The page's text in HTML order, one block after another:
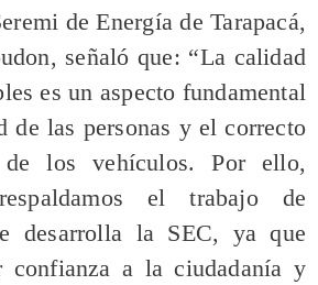
de Energía de Tarapacá,
señaló que: “La calidad
es un aspecto fundamental
de las personas y el correcto
de los vehículos. Por ello,
el trabajo de
desarrolla la SEC, ya que
confianza a la ciudadanía y